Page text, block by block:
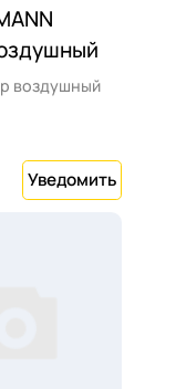
воздушный